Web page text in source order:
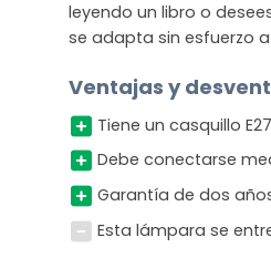
leyendo un libro o
se adapta sin esfuerzo
Ventajas y
Tiene un casquillo
Debe conectarse
Garantía de dos
Esta lámpara se